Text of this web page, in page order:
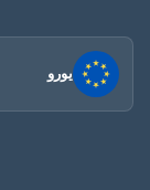
يورو